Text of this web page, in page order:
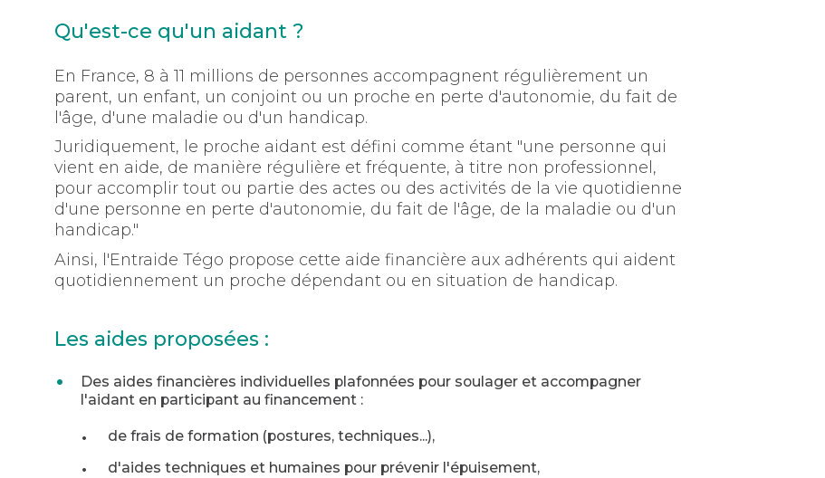
Qu'est-ce qu'un aidant ?
En France, 8 à 11 millions de personnes accompagnent régulièrement un
parent, un enfant, un conjoint ou un proche en perte d'autonomie, du fait de
l'âge, d'une maladie ou d'un handicap.
Juridiquement, le proche aidant est défini comme étant "une personne qui
vient en aide, de manière régulière et fréquente, à titre non professionnel,
pour accomplir tout ou partie des actes ou des activités de la vie quotidienne
d'une personne en perte d'autonomie, du fait de l'âge, de la maladie ou d'un
handicap."
Ainsi, l'Entraide Tégo propose cette aide financière aux adhérents qui aident
quotidiennement un proche dépendant ou en situation de handicap.
Les aides proposées :
Des aides financières individuelles plafonnées pour soulager et accompagner
l'aidant en participant au financement :
de frais de formation (postures, techniques...),
d'aides techniques et humaines pour prévenir l'épuisement,